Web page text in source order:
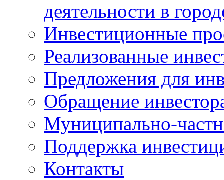
деятельности в
Инвестиционные
Реализованные
Предложения для
Обращение
Муниципально-
Поддержка
Контакты